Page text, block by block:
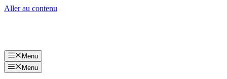
Aller au contenu
Menu
Menu